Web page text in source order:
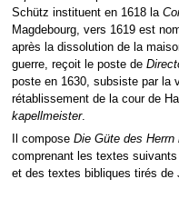
Schütz instituent en 1618 la
Magdebourg, vers 1619 est
après la dissolution de la
guerre, reçoit le poste de
poste en 1630, subsiste par
rétablissement de la cour de
kapellmeister.
Il compose Die Güte des Herrn
comprenant les textes
et des textes bibliques tirés de